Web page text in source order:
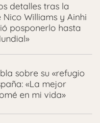
detalles tras la
Williams y Ainhi
posponerlo hasta
sobre su «refugio
«La mejor
en mi vida»